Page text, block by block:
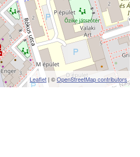
Leaflet | ©OpenStreetMap contributors